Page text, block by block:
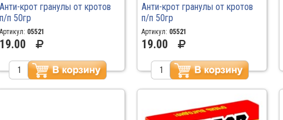
Анти-крот гранулы от кротов
п/п 50гр
Артикул: 05521
19.00
Анти-крот гранулы от кротов
п/п 50гр
Артикул: 05521
19.00